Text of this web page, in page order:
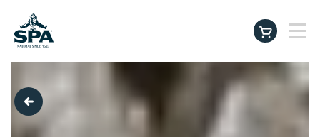
Producten
instagramfacebook
tiktok